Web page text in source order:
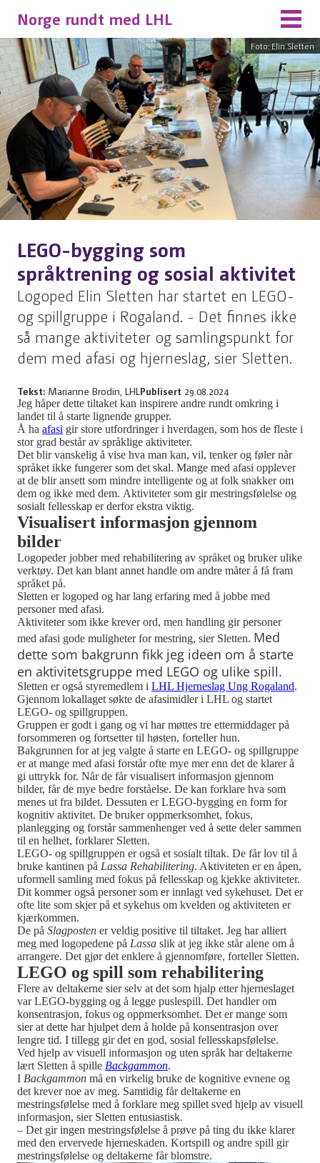
Norge rundt med LHL
Foto: Elin Sletten
LEGO-bygging som
språktrening og sosial aktivitet
Logoped Elin Sletten har startet en LEGO-
og spillgruppe i Rogaland. - Det finnes ikke
så mange aktiviteter og samlingspunkt for
dem med afasi og hjerneslag, sier Sletten.
Tekst: Marianne Brodin, LHL Publisert 29.08.2024
Jeg håper dette tiltaket kan inspirere andre rundt omkring i
landet til å starte lignende grupper.
Å ha afasi gir store utfordringer i hverdagen, som hos de fleste i
stor grad består av språklige aktiviteter.
Det blir vanskelig å vise hva man kan, vil, tenker og føler når
språket ikke fungerer som det skal. Mange med afasi opplever
at de blir ansett som mindre intelligente og at folk snakker om
dem og ikke med dem. Aktiviteter som girmestringsfølelse og
sosialt fellesskap er derfor ekstra viktig.
Visualisert informasjon gjennom
bilder
Logopeder jobber med rehabilitering av språket og bruker ulike
verktøy. Det kan blant annet handle om andre måter å få fram
språket på.
Sletten er logoped og har lang erfaring med å jobbe med
personer med afasi.
Aktiviteter som ikke krever ord, men handling gir personer
med afasi gode muligheter for mestring, sier Sletten. Med
dette som bakgrunn fikk jeg ideen om å starte
en aktivitetsgruppe med LEGO og ulike spill.
Sletten er også styremedlem i LHL Hjerneslag Ung Rogaland.
Gjennom lokallaget søkte de afasimidler i LHL og startet
LEGO- og spillgruppen.
Gruppen er godt i gang og vi har møttes tre ettermiddager på
forsommeren og fortsetter til høsten, forteller hun.
Bakgrunnen for at jeg valgte å starte en LEGO- og spillgruppe
er at mange med afasi forstår ofte mye mer enn det de klarer å
gi uttrykk for. Når de får visualisert informasjon gjennom
bilder, får de mye bedre forståelse. De kan forklare hva som
menes ut fra bildet. Dessuten er LEGO-bygging en form for
kognitiv aktivitet. De bruker oppmerksomhet, fokus,
planlegging og forstår sammenhenger ved å sette deler sammen
til en helhet, forklarer Sletten.
LEGO- og spillgruppen er også et sosialt tiltak. De får lov til å
bruke kantinen på Lassa Rehabilitering. Aktiviteten er en åpen,
uformell samling med fokus på fellesskap og kjekke aktiviteter.
Dit kommer også personer som er innlagt ved sykehuset. Det er
ofte lite som skjer på et sykehus om kvelden og aktiviteten er
kjærkommen.
De på Slagposten er veldig positive til tiltaket. Jeg har alliert
meg med logopedene på Lassa slik at jeg ikke står alene om å
arrangere. Det gjør det enklere å gjennomføre, forteller Sletten.
LEGO og spill som rehabilitering
Flere av deltakerne sier selv at det som hjalp etter hjerneslaget
var LEGO-bygging og å legge puslespill. Det handler om
konsentrasjon, fokus og oppmerksomhet. Det er mange som
sier at dette har hjulpet dem å holde på konsentrasjon over
lengre tid. I tillegg gir det en god, sosial fellesskapsfølelse.
Ved hjelp av visuell informasjon og uten språk har deltakerne
lært Sletten å spille Backgammon.
I Backgammon må en virkelig bruke de kognitive evnene og
det krever noe av meg. Samtidig får deltakerne en
mestringsfølelse med å forklare meg spillet sved hjelp av visuell
informasjon, sier Sletten entusiastisk.
– Det gir ingen mestringsfølelse å prøve på ting du ikke klarer
med den ervervede hjerneskaden. Kortspill og andre spill gir
mestringsfølelse og deltakerne får blomstre.